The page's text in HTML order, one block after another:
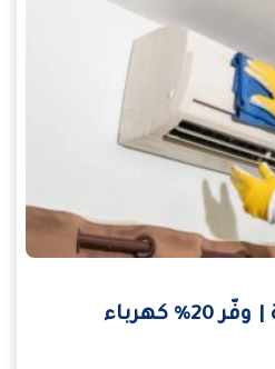
تنظيف مكيفات جدة | وفّر 20% كهرباء